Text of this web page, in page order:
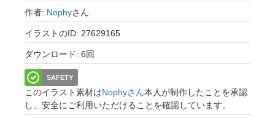
作者: Nophyさん
イラストのID: 27629165
ダウンロード: 6回
SAFETY
このイラスト素材はNophyさん本人が制作したことを承認
し、安全にご利用いただけることを確認しています。